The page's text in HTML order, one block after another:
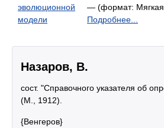
эволюционной
модели
— (формат: Мягкая
Подробнее...
Назаров, В.
сост. "Справочного указателя об
(М., 1912).
{Венгеров}